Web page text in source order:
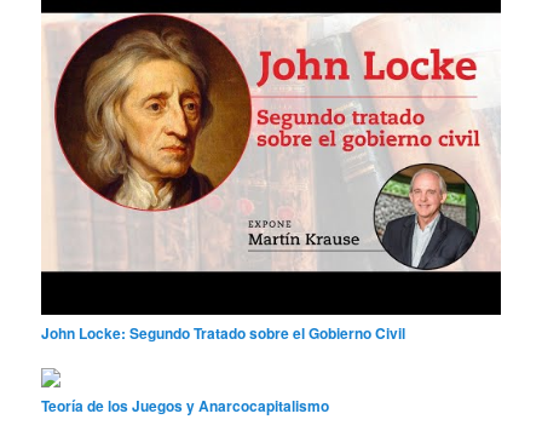
John Locke: Segundo Tratado sobre el Gobierno Civil
Teoría de los Juegos y Anarcocapitalismo